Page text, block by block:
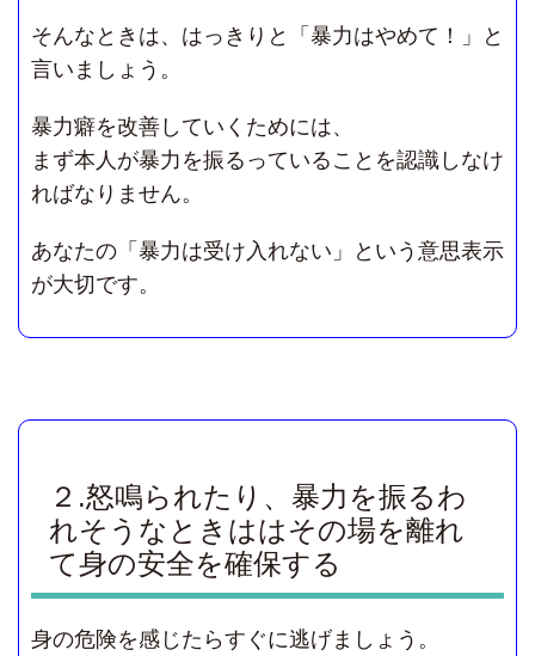
そんなときは、はっきりと「暴力はやめて！」と
言いましょう。
暴力癖を改善していくためには、
まず本人が暴力を振るっていることを認識しなけ
ればなりません。
あなたの「暴力は受け入れない」という意思表示
が大切です。
２.怒鳴られたり、暴力を振るわ
れそうなときははその場を離れ
て身の安全を確保する
身の危険を感じたらすぐに逃げましょう。